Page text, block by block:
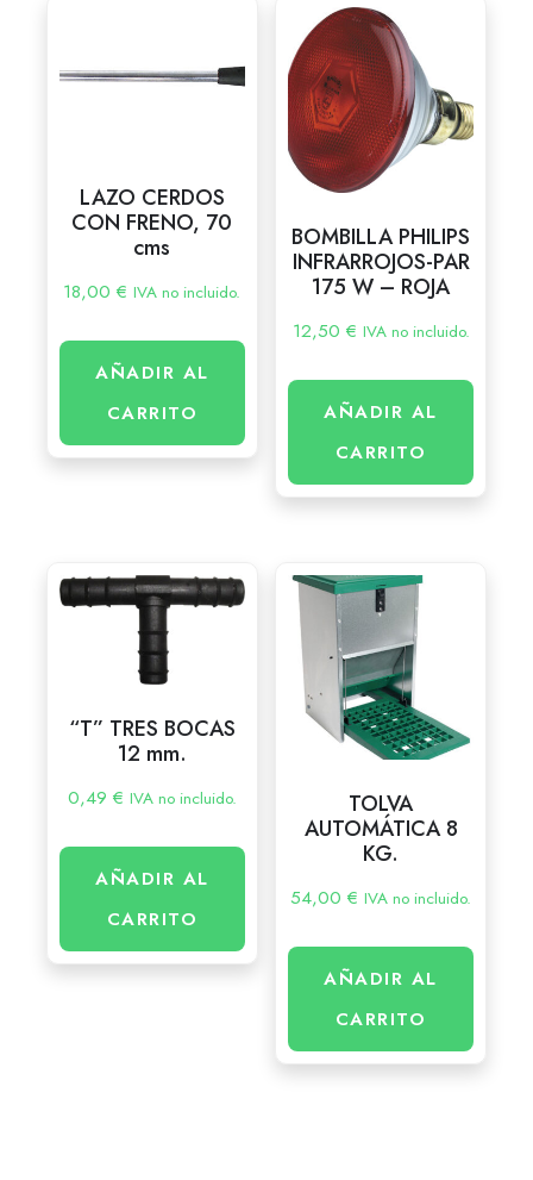
LAZO CERDOS
CON FRENO, 70
cms
18,00€ IVA no incluido.
AÑADIR AL
CARRITO
BOMBILLA PHILIPS
INFRARROJOS-PAR
175 W – ROJA
12,50 € IVA no incluido.
AÑADIR AL
CARRITO
“T” TRES BOCAS
12 mm.
0,49 € IVA no incluido.
AÑADIR AL
CARRITO
TOLVA
AUTOMÁTICA 8
KG.
54,00€ IVA no incluido.
AÑADIR AL
CARRITO